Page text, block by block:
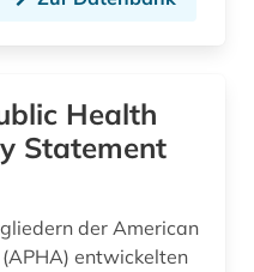
Health
Statement
der American
entwickelten